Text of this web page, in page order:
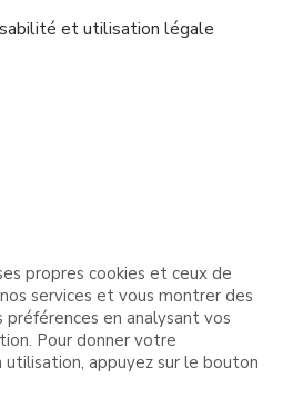
et utilisation légale
propres cookies et ceux de
services et vous montrer des
en analysant vos
Pour donner votre
appuyez sur le bouton